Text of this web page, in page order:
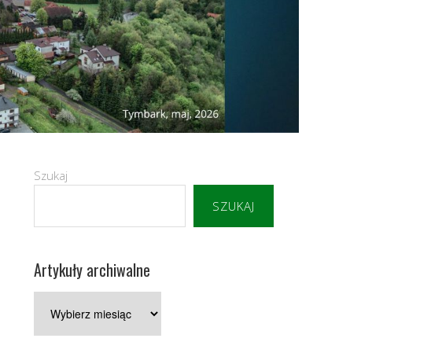
Szukaj
SZUKAJ
Artykuły archiwalne
archiwalne